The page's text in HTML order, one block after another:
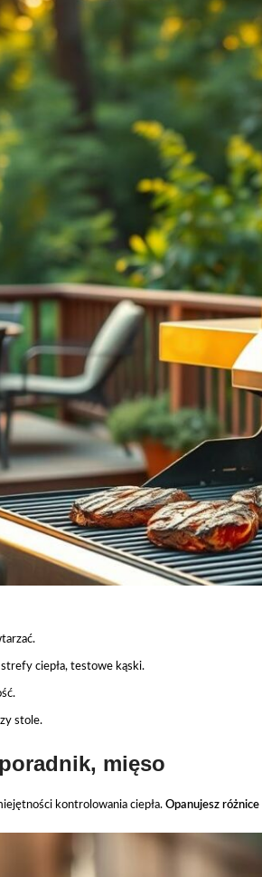
ciepła, testowe kąski.
stole.
mięso
kontrolowania ciepła. Opanujesz różnice